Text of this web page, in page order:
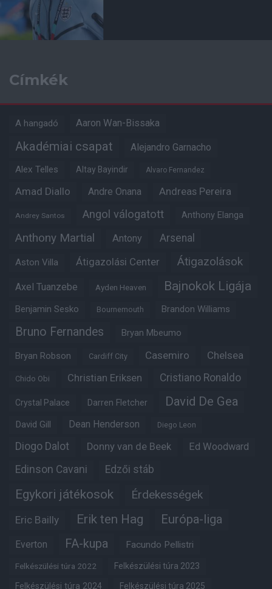
Címkék
A hangadó Aaron Wan-Bissaka
Akadémiai csapat Alejandro Garnacho
Alex Telles Altay Bayindir Alvaro Fernandez
Amad Diallo Andre Onana Andreas Pereira
Andrey Santos Angol válogatott Anthony Elanga
Anthony Martial Antony Arsenal
Aston Villa Átigazolási Center Átigazolások
Axel Tuanzebe Ayden Heaven Bajnokok Ligája
Benjamin Sesko Bournemouth Brandon Williams
Bruno Fernandes Bryan Mbeumo
Bryan Robson Cardiff City Casemiro Chelsea
Chido Obi Christian Eriksen Cristiano Ronaldo
Crystal Palace Darren Fletcher David De Gea
David Gill Dean Henderson Diego Leon
Diogo Dalot Donny van de Beek Ed Woodward
Edinson Cavani Edzői stáb
Egykori játékosok Érdekességek
Eric Bailly Erik ten Hag Európa-liga
Everton FA-kupa Facundo Pellistri
Felkészülési túra 2022 Felkészülési túra 2023
Felkészülési túra 2024 Felkészülési túra 2025